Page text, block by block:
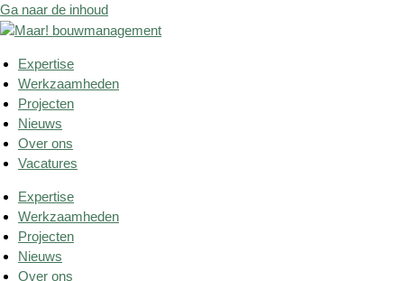
Ga naar de inhoud
Expertise
Werkzaamheden
Projecten
Nieuws
Over ons
Vacatures
Expertise
Werkzaamheden
Projecten
Nieuws
Over ons